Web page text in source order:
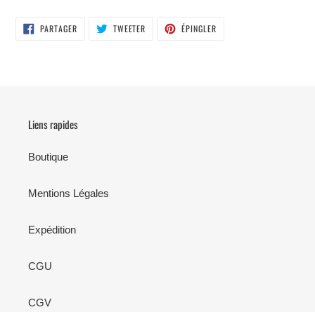
PARTAGERPARTAGER
SUR
TWEETER TWEETER ÉPINGLER
Liens rapides
Boutique
Mentions Légales
Expédition
CGU
CGV